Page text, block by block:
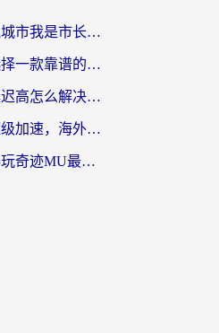
意大利怎么玩模拟城市我是市长？海外党国服游戏加速终极攻略（附三国3量子特攻解决办法）
人在海外，如何选择一款靠谱的玩剑灵2加速器？
国外玩灌篮高手延迟高怎么解决？海外玩家国服游戏加速终极指南
非人学园加速器超级加速，海外玩家重返国服的通行证
国外用什么加速器玩奇迹MU最好？2026海外玩家国服游戏加速全攻略